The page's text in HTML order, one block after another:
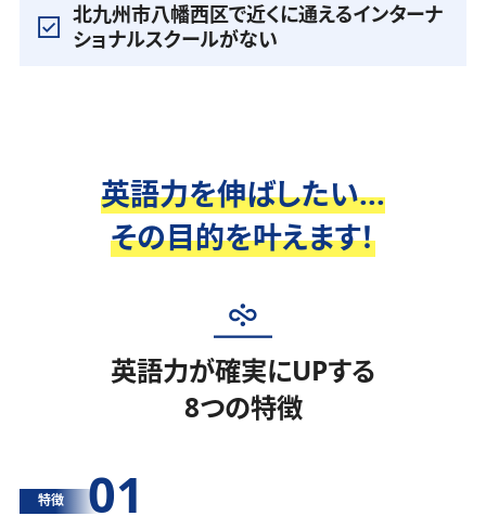
北九州市八幡西区で近くに通えるインターナ
ショナルスクールがない
英語力を伸ばしたい...
その目的を叶えます！
英語力が確実にUPする
8つの特徴
特徴 01